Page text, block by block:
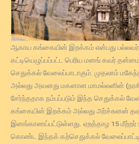
ஆகாய கங்கையின் இறக்கம் என்பது பல்லவர்
கட்டியெழுப்பப்பட்ட பெரிய மனங் கவர்
செதுக்கல் வேலைப்பாடாகும். முதலாம்
அல்லது அவனது மகனான மாமல்லனின்
சேர்ந்ததாக நம்பப்படும் இந்த செதுக்கல்
கங்கையின் இறக்கம் அல்லது அர்ச்சுனன்
இனங்காணப்பட்டுள்ளது. ஏறத்தாழ 15 மீற்றர்
கொண்ட இந்தக் கற்செதுக்கல்